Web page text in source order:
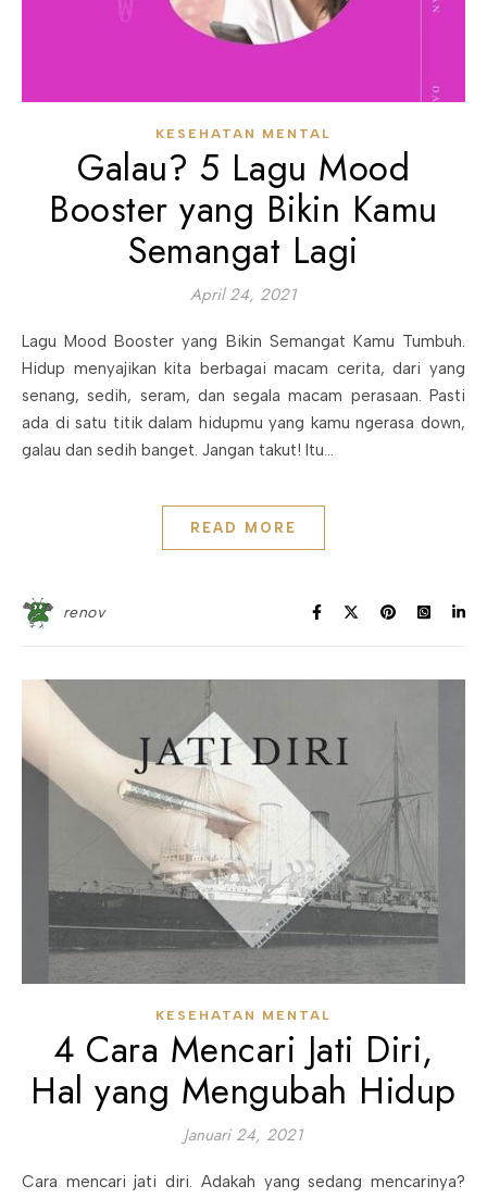
KESEHATAN MENTAL
Galau? 5 Lagu Mood
Booster yang Bikin Kamu
Semangat Lagi
April 24, 2021
Lagu Mood Booster yang Bikin Semangat Kamu Tumbuh.
Hidup menyajikan kita berbagai macam cerita, dari yang
senang, sedih, seram, dan segala macam perasaan. Pasti
ada di satu titik dalam hidupmu yang kamu ngerasa down,
galau dan sedih banget. Jangan takut! Itu…
READ MORE
renov
KESEHATAN MENTAL
4 Cara Mencari Jati Diri,
Hal yang Mengubah Hidup
Januari 24, 2021
Cara mencari jati diri. Adakah yang sedang mencarinya?